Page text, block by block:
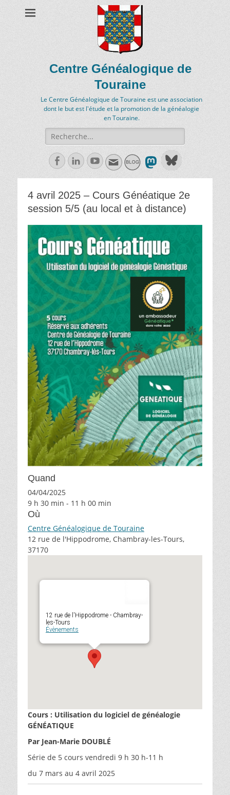
Centre Généalogique de
Touraine
Le Centre Généalogique de Touraine est une association
dont le but est l'étude et la promotion de la généalogie
en Touraine.
Recherche
de:
FacebookLinkedln
Youtube
4 avril 2025 – Cours Généatique 2e
session 5/5 (au local et à distance)
Quand
04/04/2025
9 h 30 min - 11 h 00 min
Où
Centre Généalogique de Touraine
12 rue de l'Hippodrome, Chambray-les-Tours,
37170
12 rue de l'Hippodrome - Chambray-
les-Tours
Évènements
Cours : Utilisation du logiciel de généalogie
GÉNÉATIQUE
Par Jean-Marie DOUBLÉ
Série de 5 cours vendredi 9 h 30 h-11 h
du 7 mars au 4 avril 2025